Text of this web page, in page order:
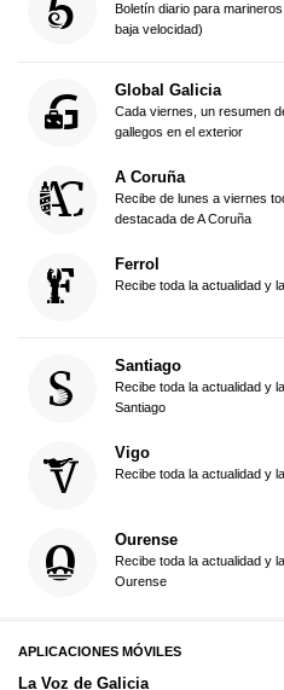
Boletín diario para
baja velocidad)
Global Galicia
Cada viernes, un resumen
gallegos en el exterior
A Coruña
Recibe de lunes a viernes
destacada de A Coruña
Ferrol
Recibe toda la actualidad y
Santiago
Recibe toda la actualidad y
Santiago
Vigo
Recibe toda la actualidad y
Ourense
Recibe toda la actualidad y
Ourense
APLICACIONES MÓVILES
La Voz de Galicia